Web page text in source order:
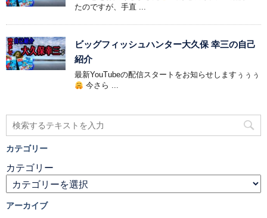
たのですが、手直 ...
ビッグフィッシュハンター大久保 幸三の自己
紹介
最新YouTubeの配信スタートをお知らせしますぅぅぅ
今さら ...
カテゴリー
カテゴリー
アーカイブ